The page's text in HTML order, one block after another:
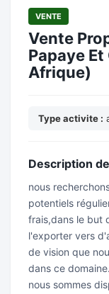
VENTE
Vente
Papaye
Afrique)
Type activite :
Description
nous
potentiels
frais,dans le but
l'exporter vers
de vision que
dans ce domaine.
nous sommes